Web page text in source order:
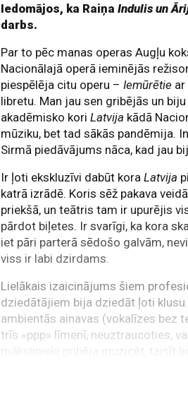
Iedomājos, ka RaiņaIndulis un
darbs.
Par to pēc manas operas Augļu
Nacionālajā operā ieminējās
piespēlēja citu operu –Iemūrētie
libretu. Man jau sen gribējās un
akadēmisko koriLatvija kādā
mūziku, bet tad sākās pandēmija.
Sirmā piedāvājums nāca, kad jau
Ir ļoti ekskluzīvi dabūt koraLatvija
katrā izrādē. Koris sēž pakava
priekšā, un teātris tam ir upurējis
pārdot biļetes. Ir svarīgi, ka kora
iet pāri parterā sēdošo galvām,
viss ir labi dzirdams.
Lielākais izaicinājums šiem
dziedātājiem bija dziedāt ļoti
ambientās ainavas (vokalīzes bez
trīs «ppp» līmenī, neuztraucoties,